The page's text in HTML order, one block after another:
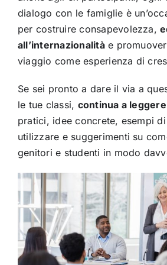
dialogo con le famiglie è
per costruire consapevolezza,
all’internazionalitàe
viaggio come esperienza di
Se sei pronto a dare il via a
le tue classi, continua a
pratici, idee concrete, esempi
utilizzare e suggerimenti su
genitori e studenti in modo